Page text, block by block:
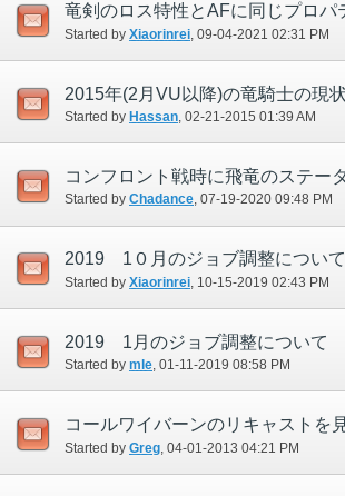
Started by Xiaorinrei ‎, 09-04-2021 02:31 PM
Started by Hassan‎, 02-21-2015 01:39 AM
Started by Chadance‎, 07-19-2020 09:48 PM
2019 1０月のジョブ調整について
Started by Xiaorinrei ‎, 10-15-2019 02:43 PM
2019 1月のジョブ調整について
Started by mle‎, 01-11-2019 08:58 PM
Started by Greg ‎, 04-01-2013 04:21 PM